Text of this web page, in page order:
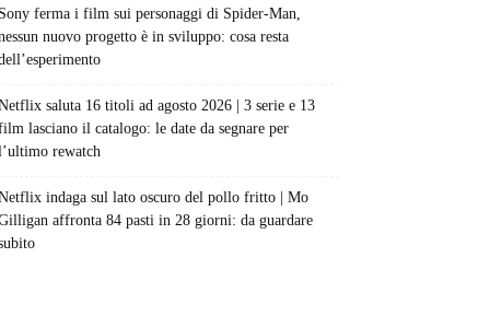
ferma i film sui personaggi di Spider-Man,
nuovo progetto è in sviluppo: cosa resta
saluta 16 titoli ad agosto 2026 | 3 serie e 13
lasciano il catalogo: le date da segnare per
rewatch
indaga sul lato oscuro del pollo fritto | Mo
affronta 84 pasti in 28 giorni: da guardare